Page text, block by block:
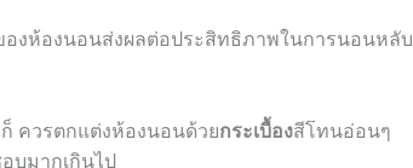
องห้องนอนส่งผลต่อประสิทธิภาพในการนอนหลับ
ควรตกแต่งห้องนอนด้วยกระเบื้องสีโทนอ่อนๆ
บมากเกินไป